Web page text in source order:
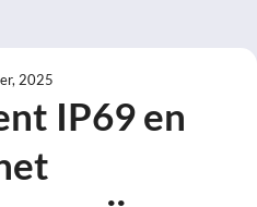
2025
IP69 en